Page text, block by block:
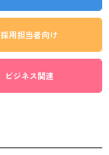
採用担当者向け
ビジネス関連